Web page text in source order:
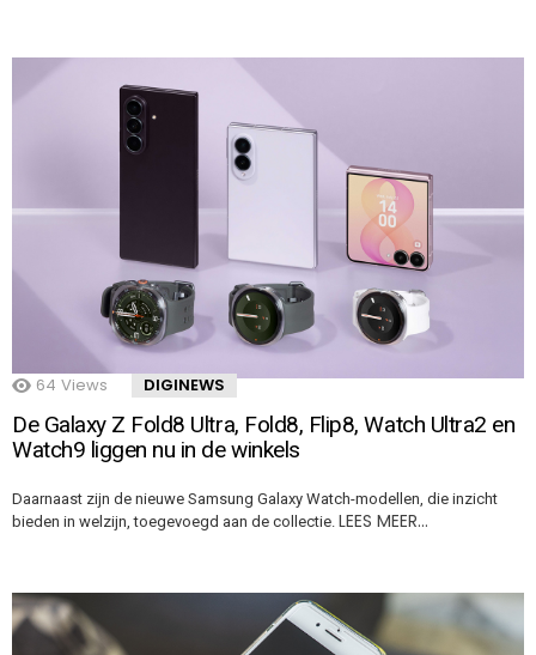
64 Views DIGINEWS
De Galaxy Z Fold8 Ultra, Fold8, Flip8, Watch Ultra2 en
Watch9 liggen nu in de winkels
Daarnaast zijn de nieuwe Samsung Galaxy Watch-modellen, die inzicht
bieden in welzijn, toegevoegd aan de collectie. LEES MEER…